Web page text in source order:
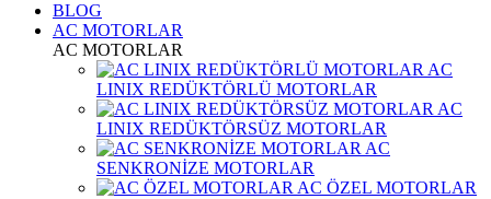
BLOG
AC MOTORLAR
AC MOTORLAR
AC
LINIX REDÜKTÖRLÜ MOTORLAR
AC
LINIX REDÜKTÖRSÜZ MOTORLAR
AC
SENKRONİZE MOTORLAR
AC ÖZEL MOTORLAR